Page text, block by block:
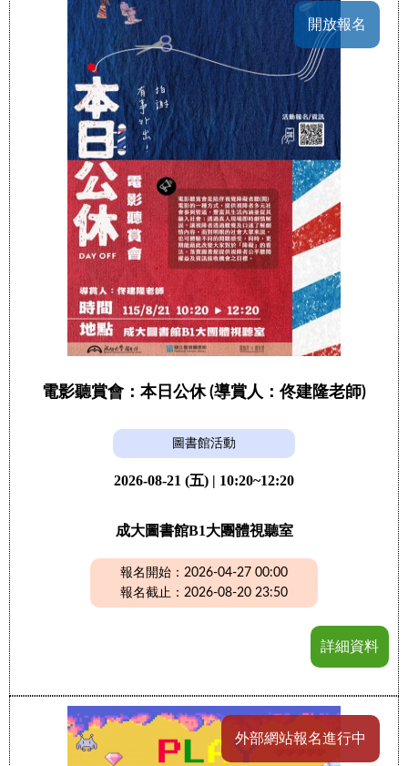
開放報名
電影聽賞會：本日公休 (導賞人：佟建隆老師)
圖書館活動
2026-08-21 (五) | 10:20~12:20
成大圖書館B1大團體視聽室
報名開始：2026-04-27 00:00
報名截止：2026-08-20 23:50
詳細資料
外部網站報名進行中